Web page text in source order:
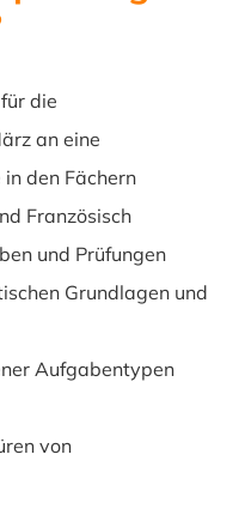
die
an eine
den Fächern
Französisch
und Prüfungen
Grundlagen und
Aufgabentypen
von